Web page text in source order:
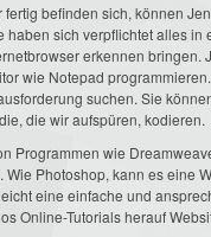
befinden sich, können
sich verpflichtet alles in
erkennen bringen.
wie Notepad
suchen. Sie
die wir aufspüren, kodieren.
Programmen wie
Photoshop, kann es eine
eine einfache und
Online-Tutorials herauf